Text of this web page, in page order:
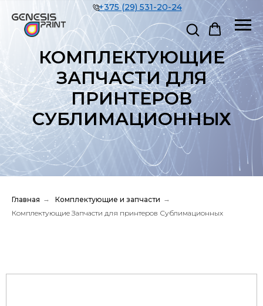
+375 (29) 531-20-24
КОМПЛЕКТУЮЩИЕ
ЗАПЧАСТИ ДЛЯ
ПРИНТЕРОВ
СУБЛИМАЦИОННЫХ
Главная → Комплектующие и запчасти →
Комплектующие Запчасти для принтеров Сублимационных